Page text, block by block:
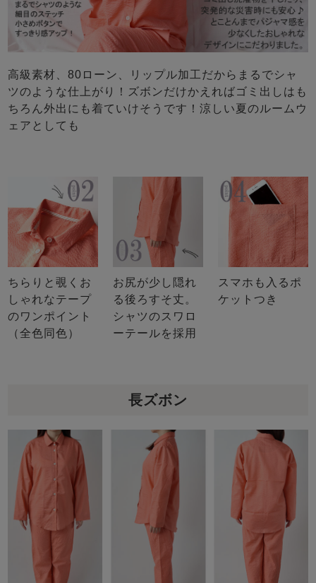
高級素材、80ローン、リップル加工だからまるでシャ
ツのような仕上がり！ズボンだけかえればゴミ出しはも
ちろん外出にも着ていけそうです！涼しい夏のルームウ
ェアとしても
ちらりと覗くお
しゃれなテープ
のワンポイント
（全色同色）
お尻が少し隠れ
る後ろすそ丈。
シャツのスワロ
ーテールを採用
スマホも入るポ
ケットつき
長ズボン